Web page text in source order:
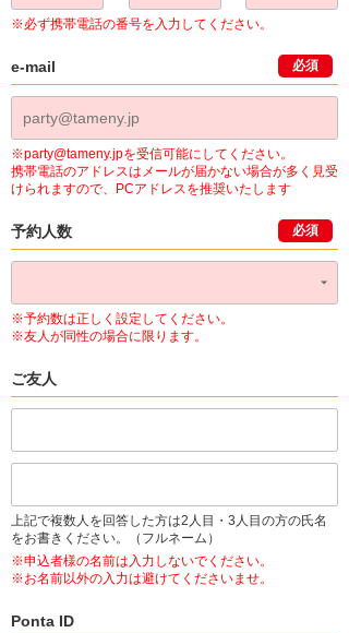
※必ず携帯電話の番号を入力してください。
e-mail 必須
※party@tameny.jpを受信可能にしてください。
携帯電話のアドレスはメールが届かない場合が多く見受
けられますので、PCアドレスを推奨いたします
予約人数 必須
※予約数は正しく設定してください。
※友人が同性の場合に限ります。
ご友人
上記で複数人を回答した方は2人目・3人目の方の氏名
をお書きください。（フルネーム）
※申込者様の名前は入力しないでください。
※お名前以外の入力は避けてくださいませ。
Ponta ID